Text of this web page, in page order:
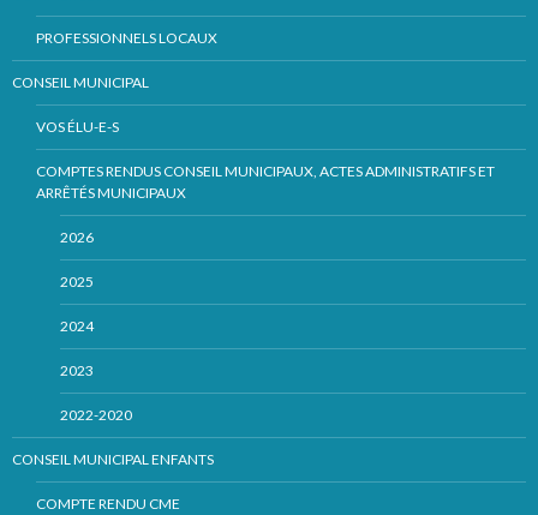
PROFESSIONNELS LOCAUX
CONSEIL MUNICIPAL
VOS ÉLU-E-S
COMPTES RENDUS CONSEIL MUNICIPAUX, ACTES ADMINISTRATIFS ET
ARRÊTÉS MUNICIPAUX
2026
2025
2024
2023
2022-2020
CONSEIL MUNICIPAL ENFANTS
COMPTE RENDU CME